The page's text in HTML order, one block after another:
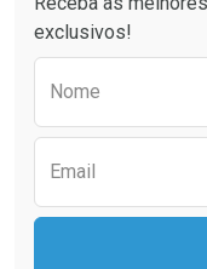
Comprar sem
Comprar sem
exclusivos!
Nome
Email